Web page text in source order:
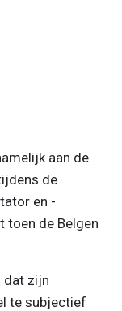
aan de
de
en -
toen de Belgen
dat zijn
te subjectief